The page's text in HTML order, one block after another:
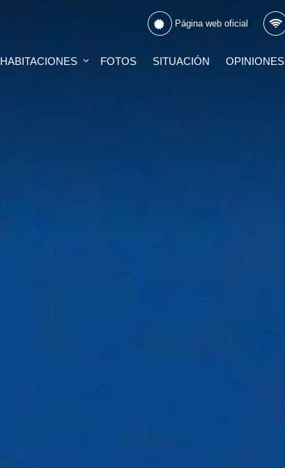
Página web oficial
HABITACIONES FOTOS SITUACIÓN OPINIONES